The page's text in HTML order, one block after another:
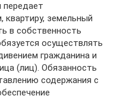
передает
земельный
в собственность
осуществлять
гражданина и
(лиц). Обязанность
содержания с